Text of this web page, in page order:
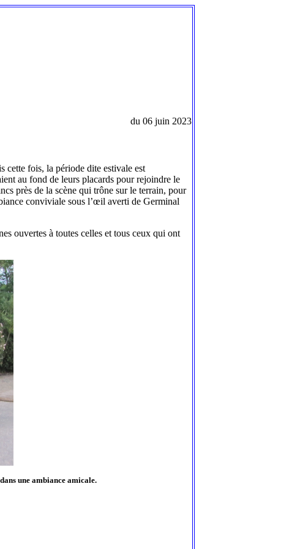
du 06 juin 2023
cette fois, la période dite estivale est
au fond de leurs placards pour rejoindre le
près de la scène qui trône sur le terrain, pour
conviviale sous l’œil averti de Germinal
ouvertes à toutes celles et tous ceux qui ont
une ambiance amicale.